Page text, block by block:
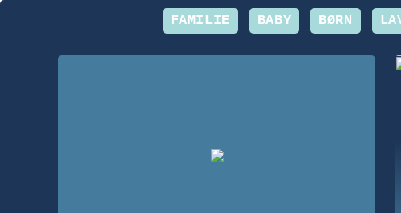
FAMILIE BABY BØRN